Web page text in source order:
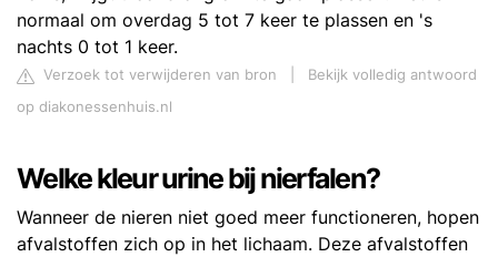
normaal om overdag 5 tot 7 keer te plassen en 's
nachts 0 tot 1 keer.
Verzoek tot verwijderen van bron
Bekijk volledig antwoord
op diakonessenhuis.nl
Welke kleur urine bij nierfalen?
Wanneer de nieren niet goed meer functioneren, hopen
afvalstoffen zich op in het lichaam. Deze afvalstoffen